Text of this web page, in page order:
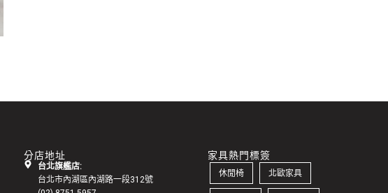
分店地址
台北旗艦店:
台北市內湖區內湖路一段312號
家具熱門標簽
休閒椅 北歐家具